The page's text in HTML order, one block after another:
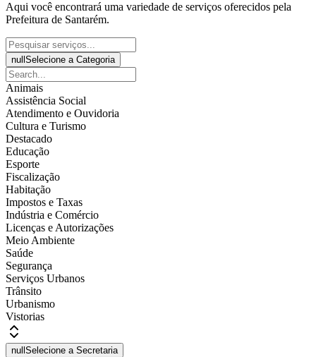
Aqui você encontrará uma variedade de serviços oferecidos pela
Prefeitura de Santarém.
null Selecione a Categoria
Animais
Assistência Social
Atendimento e Ouvidoria
Cultura e Turismo
Destacado
Educação
Esporte
Fiscalização
Habitação
Impostos e Taxas
Indústria e Comércio
Licenças e Autorizações
Meio Ambiente
Saúde
Segurança
Serviços Urbanos
Trânsito
Urbanismo
Vistorias
null Selecione a Secretaria